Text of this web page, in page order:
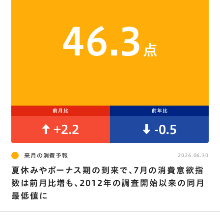
46.3 点
前月比 前年比
+2.2 -0.5
来月の消費予報
夏休みやボーナス期の到来で､7月の消費意欲指
数は前月比増も、2012年の調査開始以来の同月
最低値に
2026.06.30